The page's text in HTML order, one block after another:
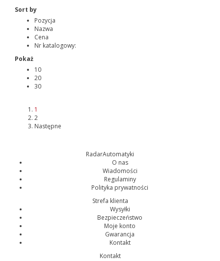
Sort by
Pozycja
Nazwa
Cena
Nr katalogowy:
Pokaż
10
20
30
1
2
Następne
RadarAutomatyki
O nas
Wiadomości
Regulaminy
Polityka prywatności
Strefa klienta
Wysyłki
Bezpieczeństwo
Moje konto
Gwarancja
Kontakt
Kontakt